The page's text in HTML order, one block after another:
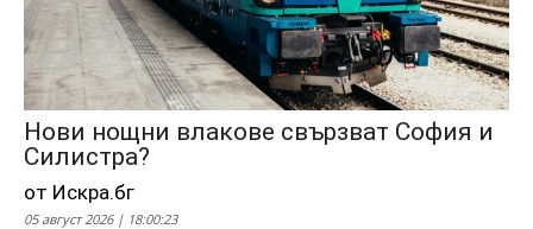
Нови нощни влакове свързват София и
Силистра?
от Искра.бг
05 август 2026 | 18:00:23